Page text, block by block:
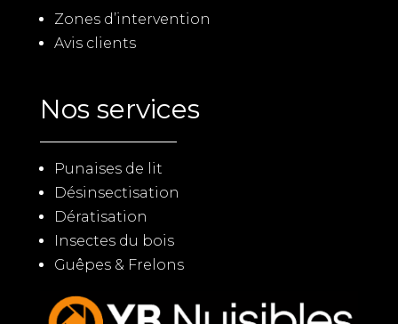
Zones d’intervention
Avis clients
Nos services
Punaises de lit
Désinsectisation
Dératisation
Insectes du bois
Guêpes & Frelons